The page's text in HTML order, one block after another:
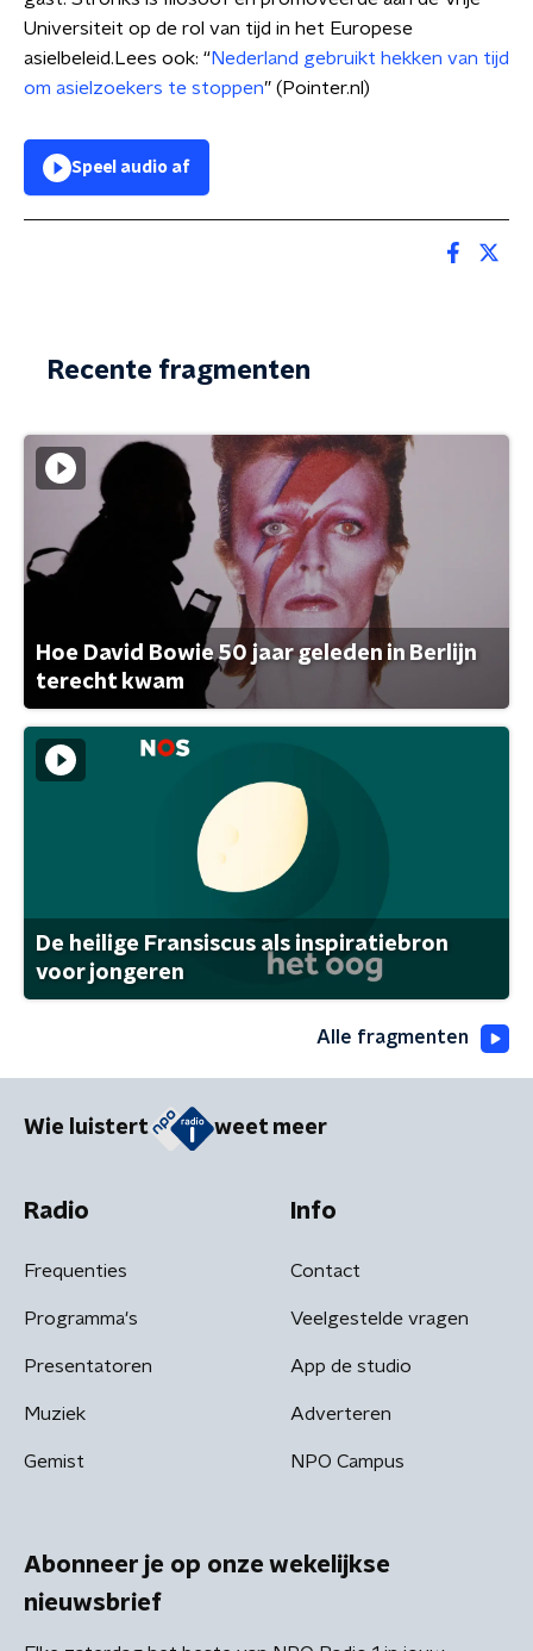
Universiteit op de rol van tijd in het Europese
asielbeleid.Lees ook: “Nederland gebruikt hekken van tijd
om asielzoekers te stoppen” (Pointer.nl)
Speel audio af
Recente fragmenten
Hoe David Bowie 50 jaar geleden in Berlijn
terecht kwam
De heilige Fransiscus als inspiratiebron
voor jongeren
Alle fragmenten
Wie luistert weet meer
Radio
Frequenties
Programma's
Presentatoren
Muziek
Gemist
Info
Contact
Veelgestelde vragen
App de studio
Adverteren
NPO Campus
Abonneer je op onze wekelijkse
nieuwsbrief